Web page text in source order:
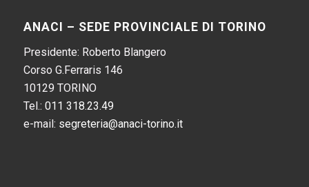
ANACI – SEDE PROVINCIALE DI TORINO
Presidente: Roberto Blangero
Corso G.Ferraris 146
10129 TORINO
Tel.: 011 318.23.49
e-mail: segreteria@anaci-torino.it